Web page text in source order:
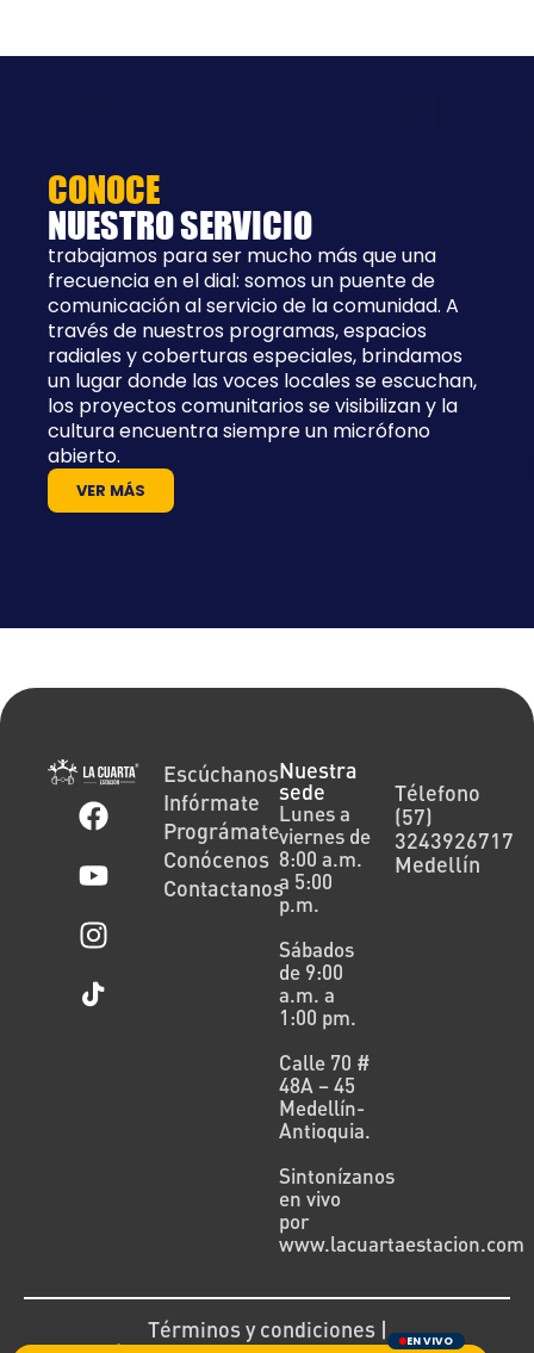
EN VIVO
CONOCE
NUESTRO SERVICIO
trabajamos para ser mucho más que una
frecuencia en el dial: somos un puente de
comunicación al servicio de la comunidad. A
través de nuestros programas, espacios
radiales y coberturas especiales, brindamos
un lugar donde las voces locales se escuchan,
los proyectos comunitarios se visibilizan y la
cultura encuentra siempre un micrófono
abierto.
VER MÁS
Escúchanos
Infórmate
Prográmate
Conócenos
Contactanos
Nuestra
sede
Lunes a
viernes de
8:00 a.m.
a 5:00
p.m.
Sábados
de 9:00
a.m. a
1:00 pm.
Calle 70 #
48A – 45
Medellín-
Antioquia.
Sintonízanos
en vivo
por
www.lacuartaestacion.com
Télefono
(57)
3243926717
Medellín
Términos y condiciones |